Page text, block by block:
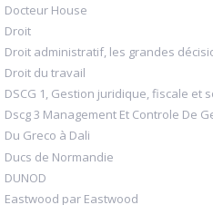
Docteur House
Droit
Droit administratif, les grandes
Droit du travail
DSCG 1, Gestion juridique, fiscale et
Dscg 3 Management Et Controle De
Du Greco à Dali
Ducs de Normandie
DUNOD
Eastwood par Eastwood